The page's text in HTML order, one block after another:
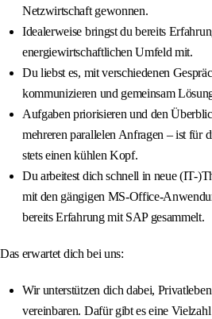
Netzwirtschaft gewonnen.
Idealerweise bringst du bereits
energiewirtschaftlichen Umfeld mit.
Du liebst es, mit verschiedenen
kommunizieren und gemeinsam
Aufgaben priorisieren und den
mehreren parallelen Anfragen – ist für
stets einen kühlen Kopf.
Du arbeitest dich schnell in neue (IT-
mit den gängigen MS-Office-
bereits Erfahrung mit SAP gesammelt.
Das erwartet dich bei uns:
Wir unterstützen dich dabei,
vereinbaren. Dafür gibt es eine